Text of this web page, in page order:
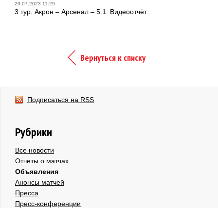
29.07.2023 11:29
3 тур. Акрон – Арсенал – 5:1. Видеоотчёт
Вернуться к списку
Подписаться на RSS
Рубрики
Все новости
Отчеты о матчах
Объявления
Анонсы матчей
Пресса
Пресс-конференции